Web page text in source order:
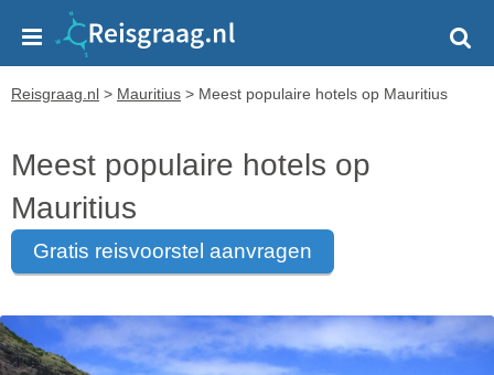
Reisgraag.nl > Mauritius > Meest populaire hotels op Mauritius
Meest populaire hotels op
Mauritius
gratis reisvoorstel aanvragen